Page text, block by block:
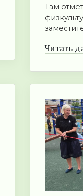
Там
Читать